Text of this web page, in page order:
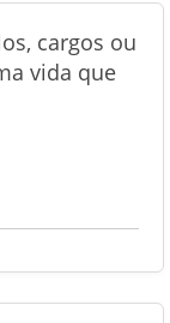
cargos ou
vida que